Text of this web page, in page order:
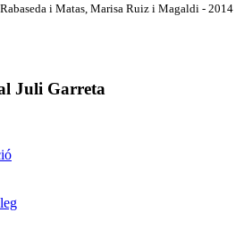
i Matas, Marisa Ruiz i Magaldi - 2014
Juli Garreta